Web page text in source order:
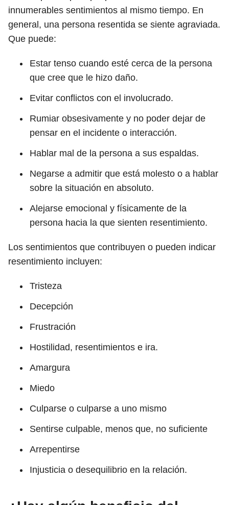
innumerables sentimientos al mismo tiempo. En
general, una persona resentida se siente agraviada.
Que puede:
Estar tenso cuando esté cerca de la persona
que cree que le hizo daño.
Evitar conflictos con el involucrado.
Rumiar obsesivamente y no poder dejar de
pensar en el incidente o interacción.
Hablar mal de la persona a sus espaldas.
Negarse a admitir que está molesto o a hablar
sobre la situación en absoluto.
Alejarse emocional y físicamente de la
persona hacia la que sienten resentimiento.
Los sentimientos que contribuyen o pueden indicar
resentimiento incluyen:
Tristeza
Decepción
Frustración
Hostilidad, resentimientos e ira.
Amargura
Miedo
Culparse o culparse a uno mismo
Sentirse culpable, menos que, no suficiente
Arrepentirse
Injusticia o desequilibrio en la relación.